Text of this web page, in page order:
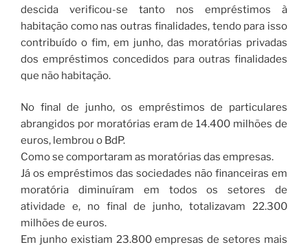
descida verificou-se tanto nos empréstimos à
habitação como nas outras finalidades, tendo para isso
contribuído o fim, em junho, das moratórias privadas
dos empréstimos concedidos para outras finalidades
que não habitação.
No final de junho, os empréstimos de particulares
abrangidos por moratórias eram de 14.400 milhões de
euros, lembrou o BdP.
Como se comportaram as moratórias das empresas.
Já os empréstimos das sociedades não financeiras em
moratória diminuíram em todos os setores de
atividade e, no final de junho, totalizavam 22.300
milhões de euros.
Em junho existiam 23.800 empresas de setores mais